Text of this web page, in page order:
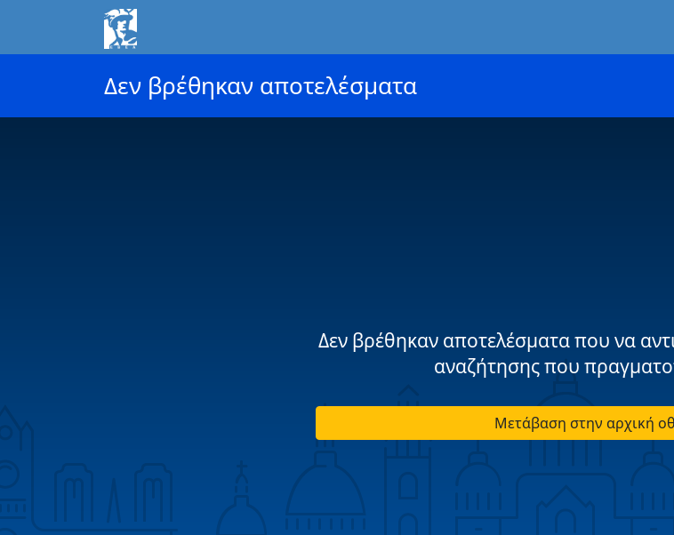
Δεν βρέθηκαν αποτελέσματα
Δεν βρέθηκαν αποτελέσματα που να
αναζήτησης που
Μετάβαση στην αρχική